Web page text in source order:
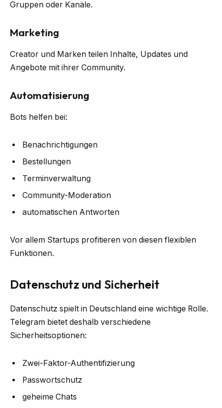
Gruppen oder Kanäle.
Marketing
Creator und Marken teilen Inhalte, Updates und
Angebote mit ihrer Community.
Automatisierung
Bots helfen bei:
Benachrichtigungen
Bestellungen
Terminverwaltung
Community-Moderation
automatischen Antworten
Vor allem Startups profitieren von diesen flexiblen
Funktionen.
Datenschutz und Sicherheit
Datenschutz spielt in Deutschland eine wichtige Rolle.
Telegram bietet deshalb verschiedene
Sicherheitsoptionen:
Zwei-Faktor-Authentifizierung
Passwortschutz
geheime Chats